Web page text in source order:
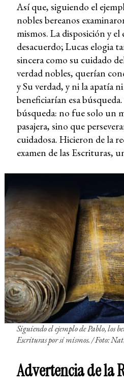
Así que, siguiendo el
nobles bereanos
mismos. La disposición y el
desacuerdo; Lucas elogia
sincera como su cuidado
verdad nobles, querían
y Su verdad, y ni la apatía
beneficiarían esa
búsqueda: no fue solo un
pasajera, sino que
cuidadosa. Hicieron de la
examen de las Escrituras,
Siguiendo el ejemplo de Pablo, los
Escrituras por sí mismos. / Foto:
Advertencia de la